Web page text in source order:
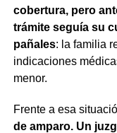
cobertura, pero
trámite seguía su
pañales: la familia
indicaciones
menor.
Frente a esa
de amparo. Un